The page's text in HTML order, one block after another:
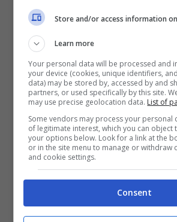
Ci sono alcuni casi, però, dove
non essere pagato nella sua
circostanze è possibile ottenere
pagare la metà della cifra stabilita
Bisogna sottolineare che il canone
dai cittadini che nella propria
Se non si ha nelle proprie case
Per evitare di pagare il canone
dichiarare il non possesso del
Store and/or access information
Learn more
Your personal data will be processed and
your device (cookies, unique identifiers,
data) may be stored by, accessed by and
partners, or used specifically by this site.
may use precise geolocation data. List of
Some vendors may process your personal
of legitimate interest, which you can object
your options below. Look for a link at the
or in the site menu to manage or withdraw
and cookie settings.
Consent